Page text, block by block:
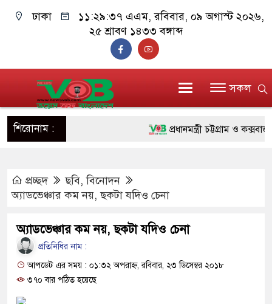
ঢাকা ১১:২৯:৩৮ এএম, রবিবার, ০৯ অগাস্ট ২০২৬,
২৫ শ্রাবণ ১৪৩৩ বঙ্গাব্দ
সকল
শিরোনাম : প্রধানমন্ত্রী চট্টগ্রাম ও কক্সবাজারে
রিকশা
দাঁড়াবে : ডা. জুবাইদা রহমান
ফ্যাসিবাদবিরোধী আন্দোলনে
প্রচ্ছদ ছবি,বিনোদন
অ্যাডভেঞ্চার কম নয়, ছকটা যদিও চেনা
অ্যাডভেঞ্চার কম নয়, ছকটা যদিও চেনা
প্রতিনিধির নাম :
আপডেট এর সময় : ০১:৩২ অপরাহ্ন, রবিবার, ২৩ ডিসেম্বর ২০১৮
৩৭০ বার পঠিত হয়েছে